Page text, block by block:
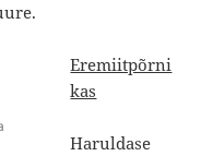
Eremiitpõrni
kas
Haruldase